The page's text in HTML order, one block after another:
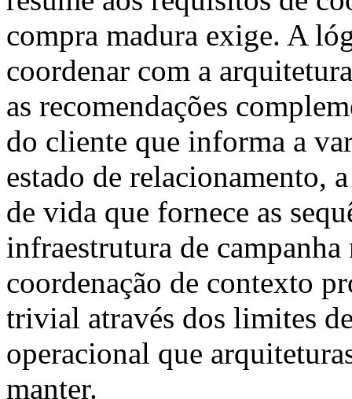
compra madura exige. A
coordenar com a
as recomendações
do cliente que informa a
estado de relacionamento,
de vida que fornece as
infraestrutura de
coordenação de contexto
trivial através dos limites
operacional que
manter.